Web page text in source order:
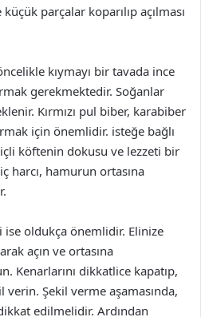
parçalar koparılıp açılması
kıymayı bir tavada ince
gerekmektedir. Soğanlar
Kırmızı pul biber, karabiber
için önemlidir. isteğe bağlı
köftenin dokusu ve lezzeti bir
harcı, hamurun ortasına
oldukça önemlidir. Elinize
açın ve ortasına
Kenarlarını dikkatlice kapatıp,
Şekil verme aşamasında,
edilmelidir. Ardından